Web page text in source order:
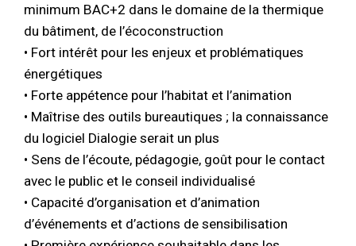
minimum BAC+2 dans le domaine de la thermique
du bâtiment, de l’écoconstruction
• Fort intérêt pour les enjeux et problématiques
énergétiques
• Forte appétence pour l’habitat et l’animation
• Maîtrise des outils bureautiques ; la connaissance
du logiciel Dialogie serait un plus
• Sens de l’écoute, pédagogie, goût pour le contact
avec le public et le conseil individualisé
• Capacité d’organisation et d’animation
d’événements et d’actions de sensibilisation